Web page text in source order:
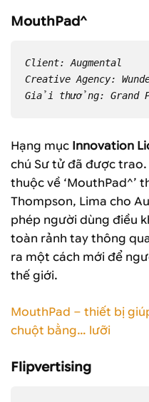
MouthPad^
Client: Augmental
Creative Agency:
Giải thưởng: Grand
Hạng mục Innovation
chú Sư tử đã được
thuộc về ‘MouthPad^’
Thompson, Lima cho
phép người dùng điều
toàn rảnh tay thông
ra một cách mới để
thế giới.
MouthPad – thiết bị
chuột bằng… lưỡi
Flipvertising